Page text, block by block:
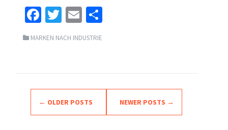
Fa
ce
b
k
T
wi
tt
E
m
ai
MARKEN NACH INDUSTRIE
Posts
navigation
← OLDER POSTS NEWER POSTS →